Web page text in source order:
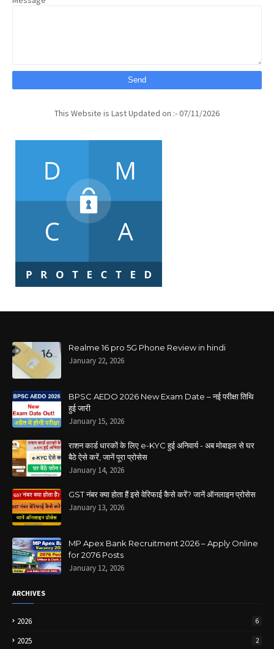
This Website is Last Updated on :- 07/11/2026
Realme 16 pro 5G Phone Review in hindi
January 22, 2026
BPSC AEDO 2026 New Exam Date – नई परीक्षा तिथि
हुई जारी
January 15, 2026
राशन कार्ड धारकों के लिए e-KYC हुई अनिवार्य - अब मोबाइल से घर
बैठे ऐसे करें, जानें पूरा प्रोसेस
January 14, 2026
GST नंबर क्या होता हैं इसे वेरिफाई कैसे करें? जानें ऑनलाइन प्रोसेस
January 13, 2026
MP Apex Bank Recruitment 2026 – Apply Online
for 2076 Posts
January 12, 2026
ARCHIVES
2026 6
2025 2